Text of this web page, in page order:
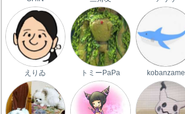
えりゐ トミーPaPa kobanzame